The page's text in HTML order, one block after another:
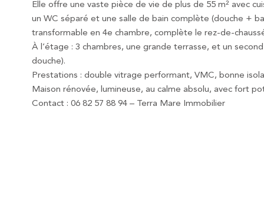
Elle offre une vaste pièce de vie de plus de 55 m² avec
un WC séparé et une salle de bain complète (douche +
transformable en 4e chambre, complète le rez-de-
À l’étage : 3 chambres, une grande terrasse, et un
douche).
Prestations : double vitrage performant, VMC, bonne
Maison rénovée, lumineuse, au calme absolu, avec fort
Contact : 06 82 57 88 94 – Terra Mare Immobilier